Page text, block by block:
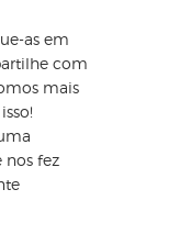
as em
com
mais
nos fez